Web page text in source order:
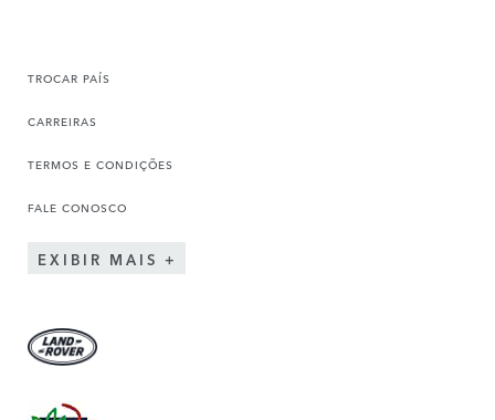
TROCAR PAÍS
CARREIRAS
TERMOS E CONDIÇÕES
FALE CONOSCO
EXIBIR MAIS